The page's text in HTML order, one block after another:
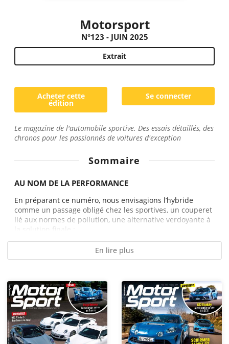
Motorsport
N°123 - JUIN 2025
Extrait
Acheter cette
édition
Se connecter
Le magazine de l'automobile sportive. Des essais détaillés, des
chronos pour les passionnés de voitures d'exception
Sommaire
AU NOM DE LA PERFORMANCE
En préparant ce numéro, nous envisagions l’hybride
comme un passage obligé chez les sportives, un couperet
lié aux normes de pollution, une alternative verdoyante à
la solution finale :...
En lire plus